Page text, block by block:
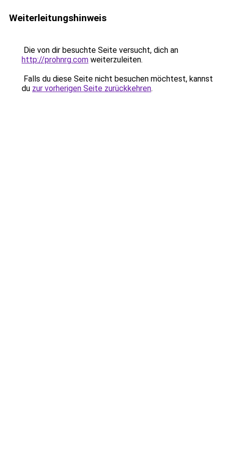
Weiterleitungshinweis
Die von dir besuchte Seite versucht, dich an
http://prohnrg.com weiterzuleiten.
Falls du diese Seite nicht besuchen möchtest, kannst
du zur vorherigen Seite zurückkehren.